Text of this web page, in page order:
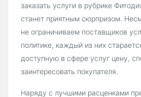
заказать услуги в рубрике
станет приятным сюрпризом.
не ограничиваем поставщиков
политике, каждый из них
доступную в сфере услуг цену,
заинтересовать покупателя.
Наряду с лучшими расценками